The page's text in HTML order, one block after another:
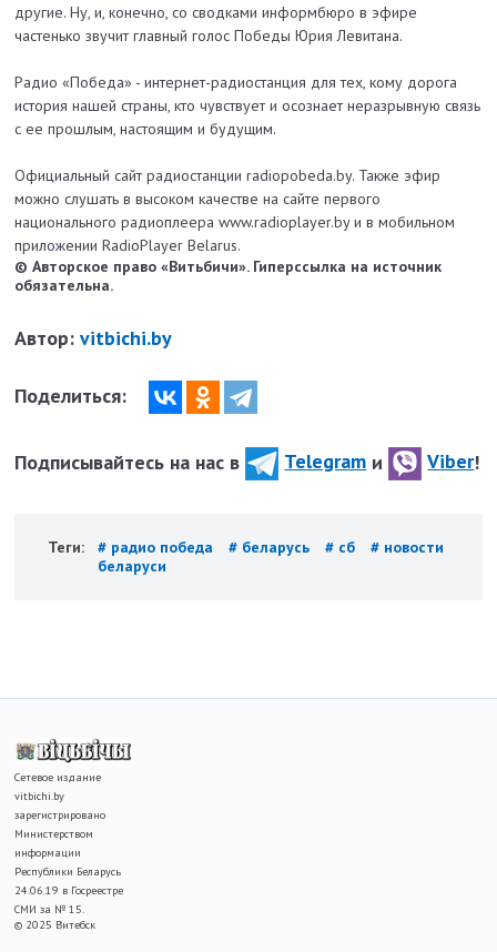
другие. Ну, и, конечно, со сводками информбюро в эфире
частенько звучит главный голос Победы Юрия Левитана.
Радио «Победа» - интернет-радиостанция для тех, кому дорога
история нашей страны, кто чувствует и осознает неразрывную связь
с ее прошлым, настоящим и будущим.
Официальный сайт радиостанции radiopobeda.by. Также эфир
можно слушать в высоком качестве на сайте первого
национального радиоплеера www.radioplayer.by и в мобильном
приложении RadioPlayer Belarus.
© Авторское право «Витьбичи». Гиперссылка на источник
обязательна.
Автор:vitbichi.by
Поделиться:
Подписывайтесь на нас в Telegram и Viber!
Теги: # радио победа # беларусь # сб
# новости
беларуси
Сетевое издание
vitbichi.by
зарегистрировано
Министерством
информации
Республики Беларусь
24.06.19 в Госреестре
СМИ за № 15.
© 2025 Витебск